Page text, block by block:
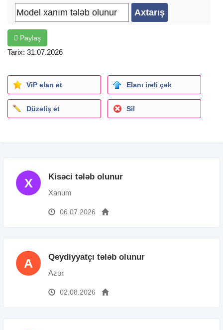
İş qrafiki: Sərbəst
İş təcrübəsi: Təcrübəsiz
Təhsil: Orta
İş yerinin ünvanı: Baki
Paylaş
Tarix: 31.07.2026
ViP elan et Elanı irəli çək
Düzəliş et Sil
X Kisəci tələb olunur
Xanum
06.07.2026
A Qeydiyyatçı tələb olunur
Azər
02.08.2026